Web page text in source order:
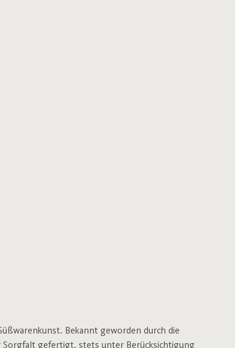
Bekannt geworden durch die
Sorgfalt gefertigt, stets unter Berücksichtigung